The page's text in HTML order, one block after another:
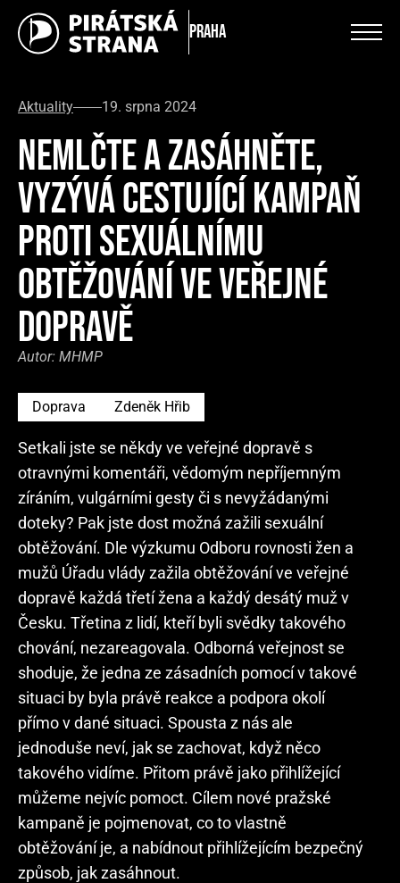
Praha
Aktuality 19. srpna 2024
NEMLČTE A ZASÁHNĚTE,
VYZÝVÁ CESTUJÍCÍ KAMPAŇ
PROTI SEXUÁLNÍMU
OBTĚŽOVÁNÍ VE VEŘEJNÉ
DOPRAVĚ
Autor: MHMP
Doprava Zdeněk Hřib
Setkali jste se někdy ve veřejné dopravě s
otravnými komentáři, vědomým nepříjemným
zíráním, vulgárními gesty či s nevyžádanými
doteky? Pak jste dost možná zažili sexuální
obtěžování. Dle výzkumu Odboru rovnosti žen a
mužů Úřadu vlády zažila obtěžování ve veřejné
dopravě každá třetí žena a každý desátý muž v
Česku. Třetina z lidí, kteří byli svědky takového
chování, nezareagovala. Odborná veřejnost se
shoduje, že jedna ze zásadních pomocí v takové
situaci by byla právě reakce a podpora okolí
přímo v dané situaci. Spousta z nás ale
jednoduše neví, jak se zachovat, když něco
takového vidíme. Přitom právě jako přihlížející
můžeme nejvíc pomoct. Cílem nové pražské
kampaně je pojmenovat, co to vlastně
obtěžování je, a nabídnout přihlížejícím bezpečný
způsob, jak zasáhnout.